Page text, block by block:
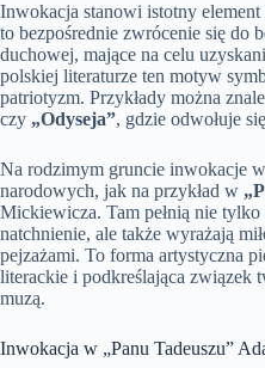
Inwokacja stanowi istotny
to bezpośrednie zwrócenie się do
duchowej, mające na celu
polskiej literaturze ten motyw
patriotyzm. Przykłady można
czy „Odyseja”, gdzie odwołuje
Na rodzimym gruncie inwokacje
narodowych, jak na przykład w
Mickiewicza. Tam pełnią nie
natchnienie, ale także wyrażają
pejzażami. To forma artystyczna
literackie i podkreślająca związek
muzą.
Inwokacja w „Panu Tadeuszu”